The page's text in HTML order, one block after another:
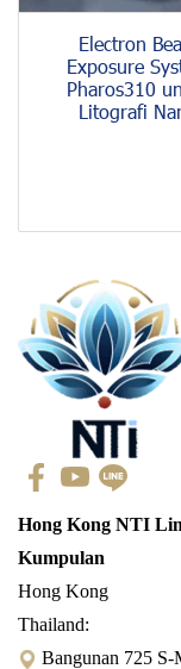
Electron
Exposure
Pharos310
Litografi
Hong Kong NTI
Kumpulan
Hong Kong
Thailand:
Bangunan 725 S-